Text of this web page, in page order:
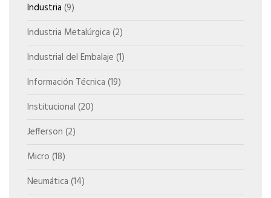
Industria (9)
Industria Metalúrgica (2)
Industrial del Embalaje (1)
Información Técnica (19)
Institucional (20)
Jefferson (2)
Micro (18)
Neumática (14)